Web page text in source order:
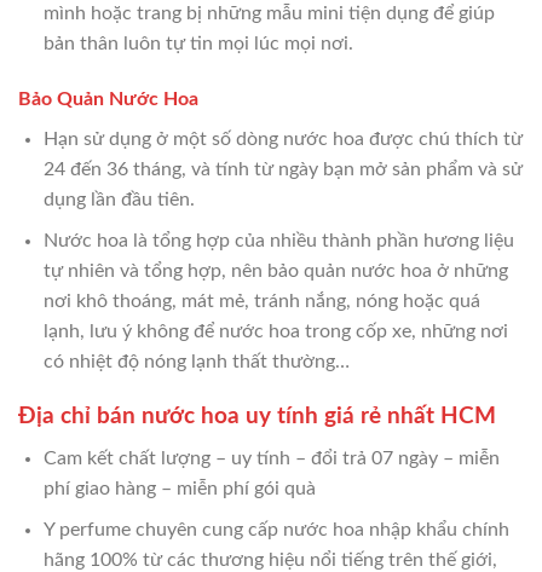
mình hoặc trang bị những mẫu mini tiện dụng để giúp
bản thân luôn tự tin mọi lúc mọi nơi.
Bảo Quản Nước Hoa
Hạn sử dụng ở một số dòng nước hoa được chú thích từ
24 đến 36 tháng, và tính từ ngày bạn mở sản phẩm và sử
dụng lần đầu tiên.
Nước hoa là tổng hợp của nhiều thành phần hương liệu
tự nhiên và tổng hợp, nên bảo quản nước hoa ở những
nơi khô thoáng, mát mẻ, tránh nắng, nóng hoặc quá
lạnh, lưu ý không để nước hoa trong cốp xe, những nơi
có nhiệt độ nóng lạnh thất thường…
Địa chỉ bán nước hoa uy tính giá rẻ nhất HCM
Cam kết chất lượng – uy tính – đổi trả 07 ngày – miễn
phí giao hàng – miễn phí gói quà
Y perfume chuyên cung cấp nước hoa nhập khẩu chính
hãng 100% từ các thương hiệu nổi tiếng trên thế giới,